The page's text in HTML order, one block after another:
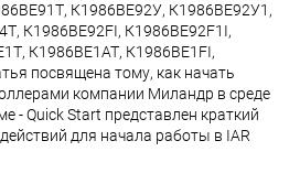
К1986ВЕ92У, К1986ВЕ92У1,
К1986ВЕ92FI, К1986ВЕ92F1I,
К1986ВЕ1АТ, К1986ВЕ1FI,
посвящена тому, как начать
компании Миландр в среде
- Quick Start представлен краткий
для начала работы в IAR